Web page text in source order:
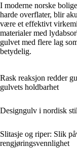
I moderne norske
harde overflater, blir
være et effektivt
materialer med
gulvet med flere lag
betydelig.
Rask reaksjon redder
gulvets holdbarhet
Designgulv i nordisk
Slitasje og riper: Slik
rengjøringsvennlighet